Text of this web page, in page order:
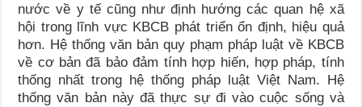
nước về y tế cũng như định hướng các quan hệ xã
hội trong lĩnh vực KBCB phát triển ổn định, hiệu quả
hơn. Hệ thống văn bản quy phạm pháp luật về KBCB
về cơ bản đã bảo đảm tính hợp hiến, hợp pháp, tính
thống nhất trong hệ thống pháp luật Việt Nam. Hệ
thống văn bản này đã thực sự đi vào cuộc sống và